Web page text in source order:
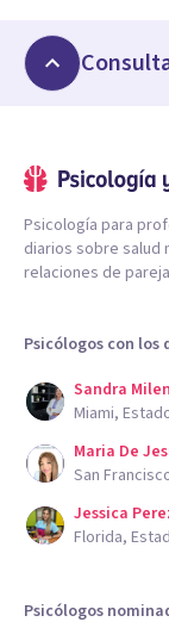
Psicología para
diarios sobre salud
relaciones de
Psicólogos con
Sandra
Miami,
Maria De
San
Jessica
Florida,
Psicólogos